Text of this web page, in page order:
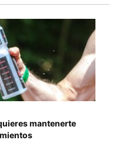
mantenerte